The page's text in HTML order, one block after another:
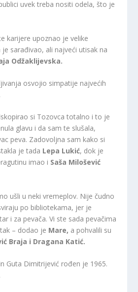
uvek treba nositi odela, što je
karijere upoznao je velike
sarađivao, ali najveći utisak na
Odžaklijevska.
osvojio simpatije najvećih
si Tozovca totalno i to je
glavu i da sam te slušala,
peva. Zadovoljna sam kako si
je tada Lepa Lukić, dok je
imao i Saša Milošević
ušli u neki vremeplov. Nije čudno
po bibliotekama, jer je
i za pevača. Vi ste sada pevačima
– dodao je Mare, a pohvalili su
Braja i Dragana Katić.
Guta Dimitrijević rođen je 1965.